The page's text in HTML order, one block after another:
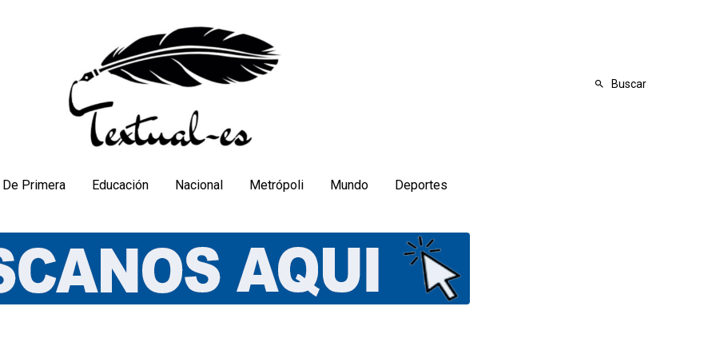
Buscar
De Primera Educación Nacional Metrópoli Mundo Deportes